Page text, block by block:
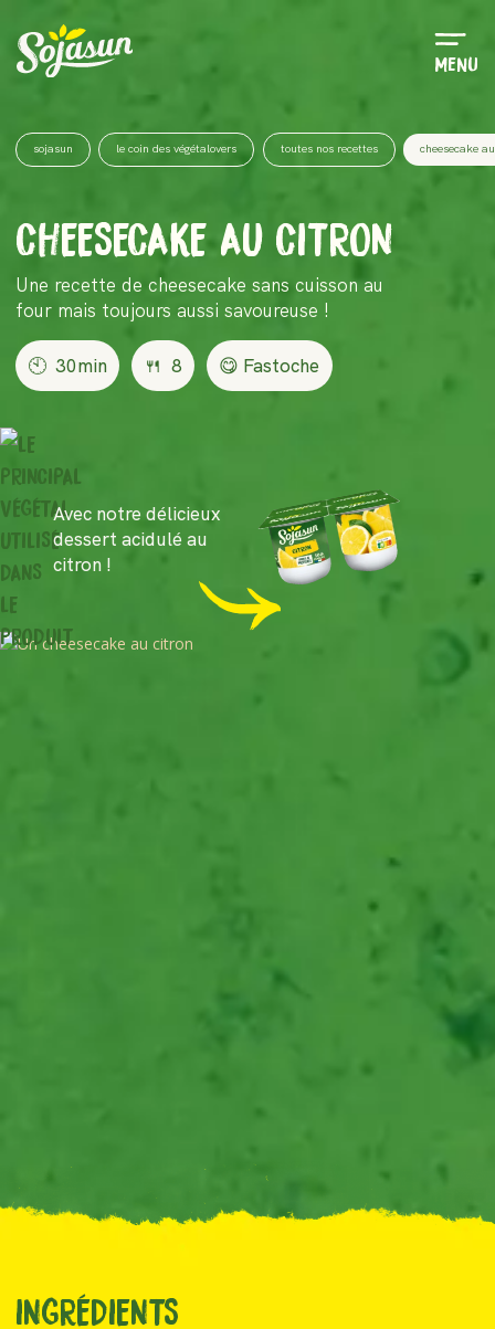
Menu
sojasun le coin des végétalovers toutes nos recettes cheesecake
CHEESECAKE AU CITRON
Une recette de cheesecake sans cuisson au
four mais toujours aussi savoureuse !
🕙 30min 🍴 8 😋 Fastoche
Avec notre délicieux
dessert acidulé au
citron !
INGRÉDIENTS